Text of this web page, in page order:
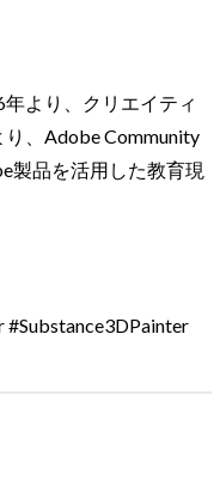
より、クリエイティ
、Adobe Community
製品を活用した教育現
#Substance3DPainter